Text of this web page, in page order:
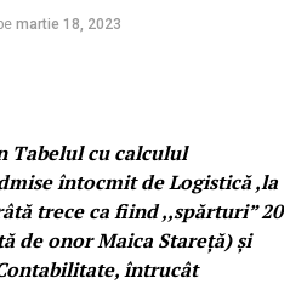
martie 18, 2023
Tabelul cu calculul
întocmit de Logistică ,la
trece ca fiind ,,spărturi” 20
de onor Maica Stareță) și
întrucât